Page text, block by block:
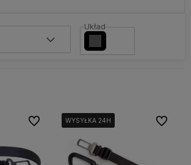
Układ
Do ulubionychWYSYŁKA 24H
WYSYŁKA 24H
WYSYŁKA 24H
WYSYŁKA 24H Do